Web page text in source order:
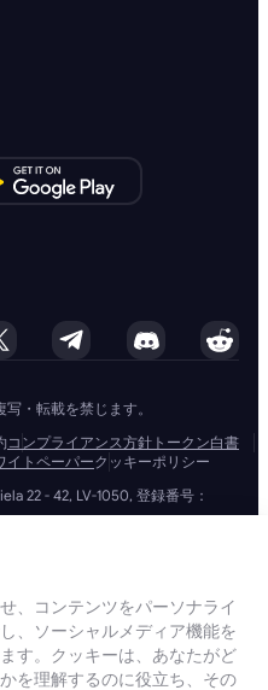
・転載を禁じます。
コンプライアンス方針 トークン白書
イトペーパークッキーポリシー
22 - 42, LV-1050, 登録番号：
: 2110978
Town, Tortola, British Virgin
およびSIA GoMining Latviaと
令や規制を完全に遵守して運営し
供与、拡散資金供与への対策に全
の基準を維持し、マネーロンダリ
、コンテンツをパーソナライ
、ソーシャルメディア機能を
す。クッキーは、あなたがど
を理解するのに役立ち、その